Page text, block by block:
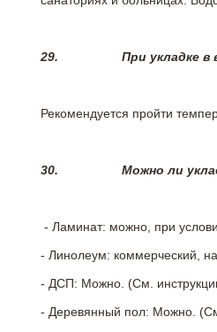
29. При укладке
Рекомендуется пройти
30. Можно ли
- Ламинат: можно, при
- Линолеум: коммерческий,
- ДСП: Можно. (См.
- Деревянный пол: Можно.